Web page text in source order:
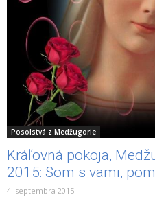
Posolstvá z Medžugorie
Kráľovná pokoja,
2015: Som s vami,
4. septembra 2015